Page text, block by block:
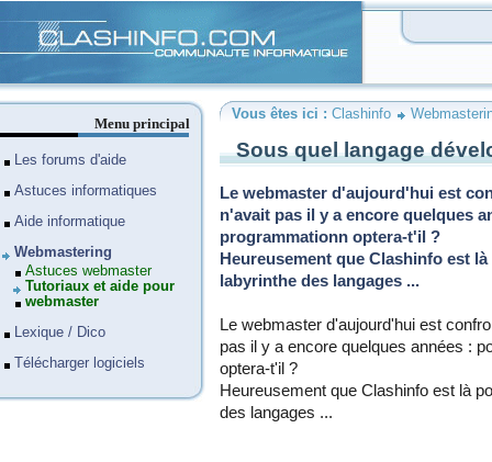
Vous êtes ici : Clashinfo
Sous quel langage
Le webmaster d'aujourd'hui est
n'avait pas il y a encore quelques
programmationn optera-t'il ?
Heureusement que Clashinfo est
labyrinthe des langages ...
Le webmaster d'aujourd'hui est
pas il y a encore quelques années :
optera-t'il ?
Heureusement que Clashinfo est là
des langages ...
Menu principal
Les forums d'aide
Astuces informatiques
Aide informatique
Webmastering
Astuces webmaster
Tutoriaux et aide pour
webmaster
Lexique / Dico
Télécharger logiciels